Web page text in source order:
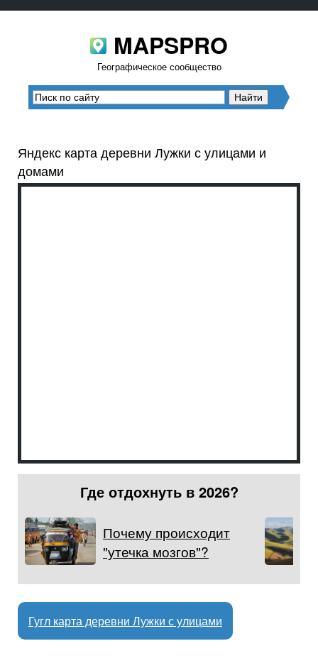
MAPSPRO
Географическое сообщество
Яндекс карта деревни Лужки с улицами и
домами
Где отдохнуть в 2026?
Почему происходит
"утечка мозгов"?
Гугл карта деревни Лужки с улицами